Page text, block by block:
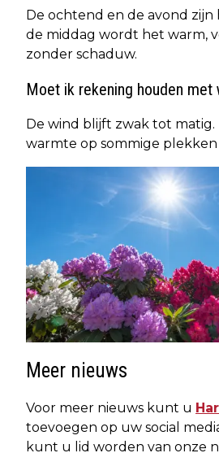
De ochtend en de avond
de middag wordt het warm,
zonder schaduw.
Moet ik rekening houden met
De wind blijft zwak tot
warmte op sommige plekken
Meer nieuws
Voor meer nieuws kunt u
toevoegen op uw social
kunt u lid worden van onze